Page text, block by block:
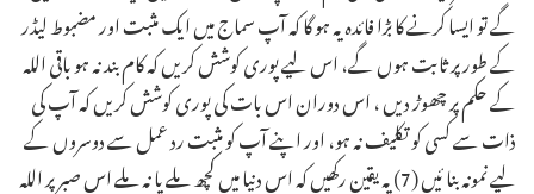
گے تو ایسا کرنے کا بڑا فائدہ یہ ہو گا کہ آپ سماج میں ایک مثبت اور مضبوط لیڈر
کے طور پر ثابت ہوں گے، اس لیے پوری کوشش کریں کہ کام بند نہ ہو باقی اللہ
کے حکم پر چھوڑ دیں ، اس دوران اس بات کی پوری کوشش کریں کہ آپ کی
ذات سے کسی کو تکلیف نہ ہو، اور اپنے آپ کو مثبت رد عمل سے دوسروں کے
لیے نمونہ بنا ئیں ـ(7) یہ یقین رکھیں کہ اس دنیا میں کچھ ملے یا نہ ملے اس صبر پر اللہ